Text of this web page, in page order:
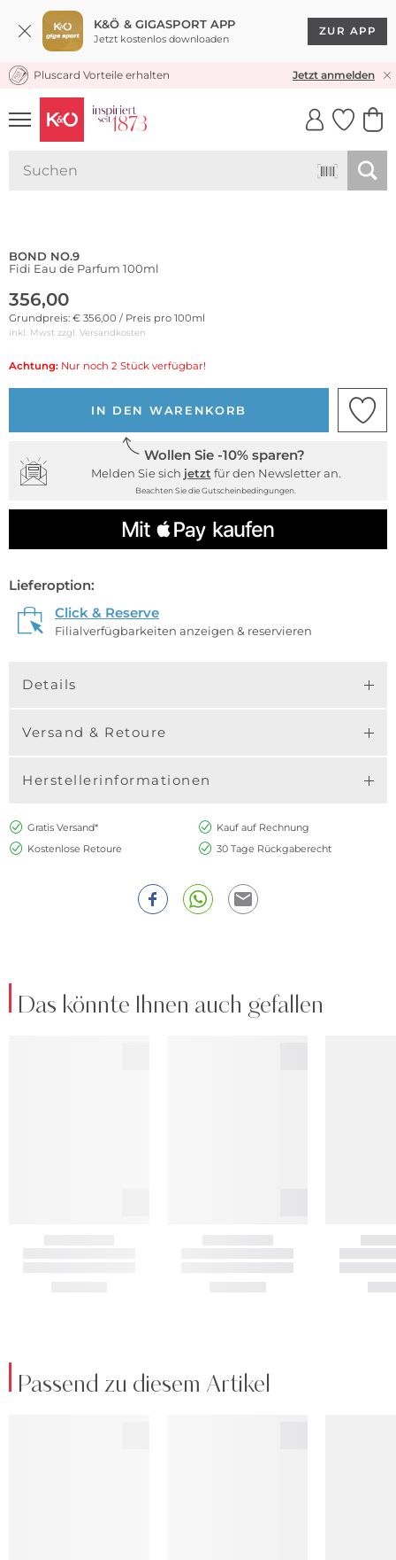
K&Ö & GIGASPORT APP
Jetzt kostenlos downloaden
ZUR APP
KOSTENLOSER VERSAND* & RÜCKVERSAND
Pluscard Vorteile erhalten Jetzt anmelden
UNSERE APP
CLICK &
BOND NO.9
Fidi Eau de Parfum 100ml
356,00
Grundpreis: € 356,00 / Preis pro 100ml
inkl. Mwst zzgl. Versandkosten
Achtung: Nur noch 2 Stück verfügbar!
IN DEN WARENKORB
Wollen Sie -10% sparen?
Melden Sie sich jetzt für den Newsletter an.
Beachten Sie die Gutscheinbedingungen.
Lieferoption:
Click & Reserve
Filialverfügbarkeiten anzeigen & reservieren
Details
Versand & Retoure
Herstellerinformationen
Gratis Versand*
Kauf auf Rechnung
Kostenlose Retoure
30 Tage Rückgaberecht
Das könnte Ihnen auch gefallen
Passend zu diesem Artikel